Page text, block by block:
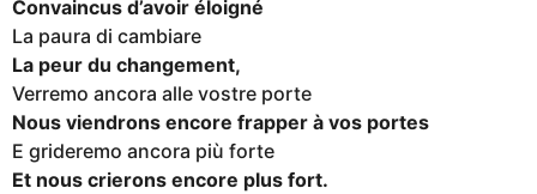
Convaincus d’avoir éloigné
La paura di cambiare
La peur du changement,
Verremo ancora alle vostre porte
Nous viendrons encore frapper à vos portes
E grideremo ancora più forte
Et nous crierons encore plus fort.